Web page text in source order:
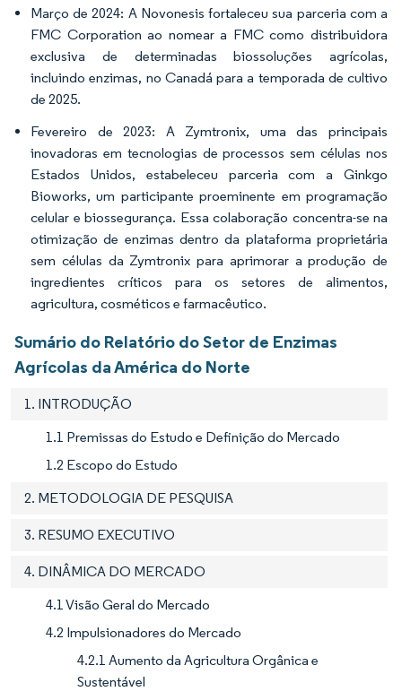
Março de 2024: A Novonesis fortaleceu sua parceria com a
FMC Corporation ao nomear a FMC como distribuidora
exclusiva de determinadas biossoluções agrícolas,
incluindo enzimas, no Canadá para a temporada de cultivo
de 2025.
Fevereiro de 2023: A Zymtronix, uma das principais
inovadoras em tecnologias de processos sem células nos
Estados Unidos, estabeleceu parceria com a Ginkgo
Bioworks, um participante proeminente em programação
celular e biossegurança. Essa colaboração concentra-se na
otimização de enzimas dentro da plataforma proprietária
sem células da Zymtronix para aprimorar a produção de
ingredientes críticos para os setores de alimentos,
agricultura, cosméticos e farmacêutico.
Sumário do Relatório do Setor de Enzimas
Agrícolas da América do Norte
1. INTRODUÇÃO
1.1 Premissas do Estudo e Definição do Mercado
1.2 Escopo do Estudo
2. METODOLOGIA DE PESQUISA
3. RESUMO EXECUTIVO
4. DINÂMICA DO MERCADO
4.1 Visão Geral do Mercado
4.2 Impulsionadores do Mercado
4.2.1 Aumento da Agricultura Orgânica e
Sustentável